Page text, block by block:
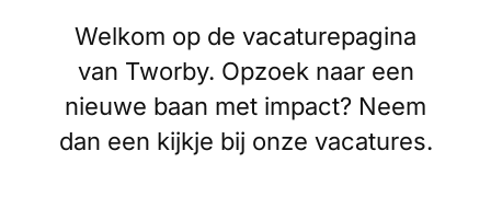
Welkom op de vacaturepagina
van Tworby. Opzoek naar een
nieuwe baan met impact? Neem
dan een kijkje bij onze vacatures.